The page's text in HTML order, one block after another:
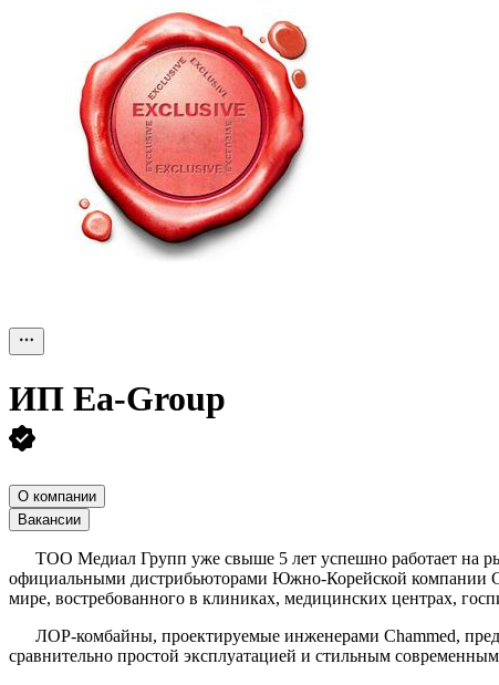
ИП Ea-Group
О компании
Вакансии
ТОО Медиал Групп уже свыше 5 лет успешно работает на
официальными дистрибьюторами Южно-Корейской компании
мире, востребованного в клиниках, медицинских центрах,
ЛОР-комбайны, проектируемые инженерами Chammed,
сравнительно простой эксплуатацией и стильным